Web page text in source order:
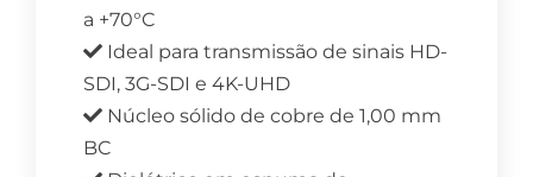
a +70°C
Ideal para transmissão de sinais HD-
SDI, 3G-SDI e 4K-UHD
Núcleo sólido de cobre de 1,00 mm
BC